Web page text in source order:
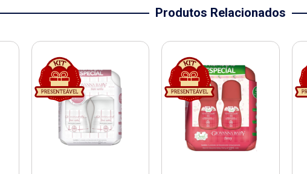
Produtos Relacionados